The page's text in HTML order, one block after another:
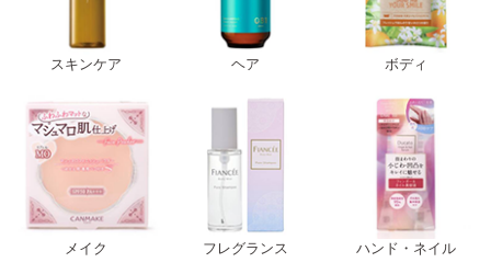
スキンケア ヘア ボディ
メイク フレグランス ハンド・ネイル